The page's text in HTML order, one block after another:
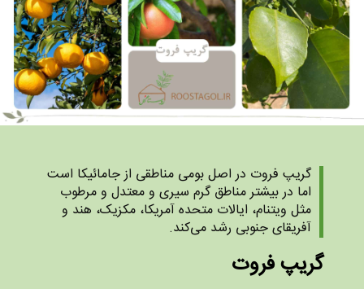
گریپ فروت در اصل بومی مناطقی از جامائیکا است
اما در بیشتر مناطق گرم سیری و معتدل و مرطوب
مثل ویتنام، ایالات متحده آمریکا، مکزیک، هند و
آفریقای جنوبی رشد می‌کند.
گریپ فروت